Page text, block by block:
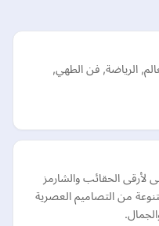
الرياضة, فن الطهي,
لأرقى الحقائب والشارمز
من التصاميم العصرية